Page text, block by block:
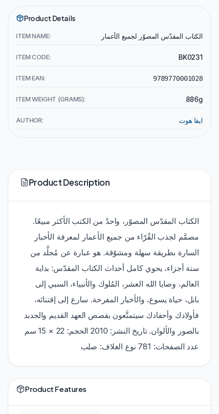
Product Details
ITEM NAME: الكتاب المقدّس المصوّر لجميع الأعمار
ITEM CODE: BK0231
ITEM EAN: 9789770001028
ITEM WEIGHT (GRAMS): 886g
AUTHOR: ايفا هوث
Product Description
الكتاب المقدّس المصوّر، واحدٌ من الكتب الأكثر مبيعًا.
مصمَّم لجذب القُرّاء من جميع الأعمار لمعرفة الأخبار
السارة بطريقة سهلة ومشوّقة. هو عبارة عن مُجلَّد من
ستة أجزاء، يحوي كامل أحداث الكتاب المقدّس: بداية
العالم، وصايا الله العشر، المُلوك والأنبياء، السبي إلى
بابل، حياة يسوع، والأخبار المفرحة. سارع إلى إقتنائه،
فأولادك وأحفادك سيتمتَّعون بقصص العهد القديم والجدبد
بالصور والألوان. تاريخ النشر: 2010 الحجم: 22 × 15 سم
عدد الصفحات: 781 نوع الغلاف: صلب
Product Features